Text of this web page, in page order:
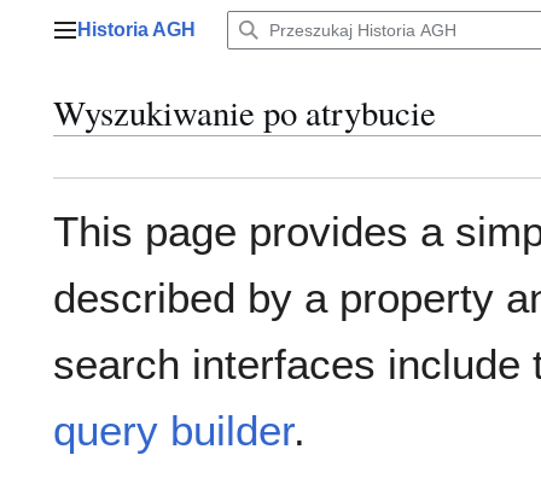
Menu główne
Historia AGH
Wyszukiwanie po atrybucie
This page provides a
described by a property
search interfaces include
query builder.